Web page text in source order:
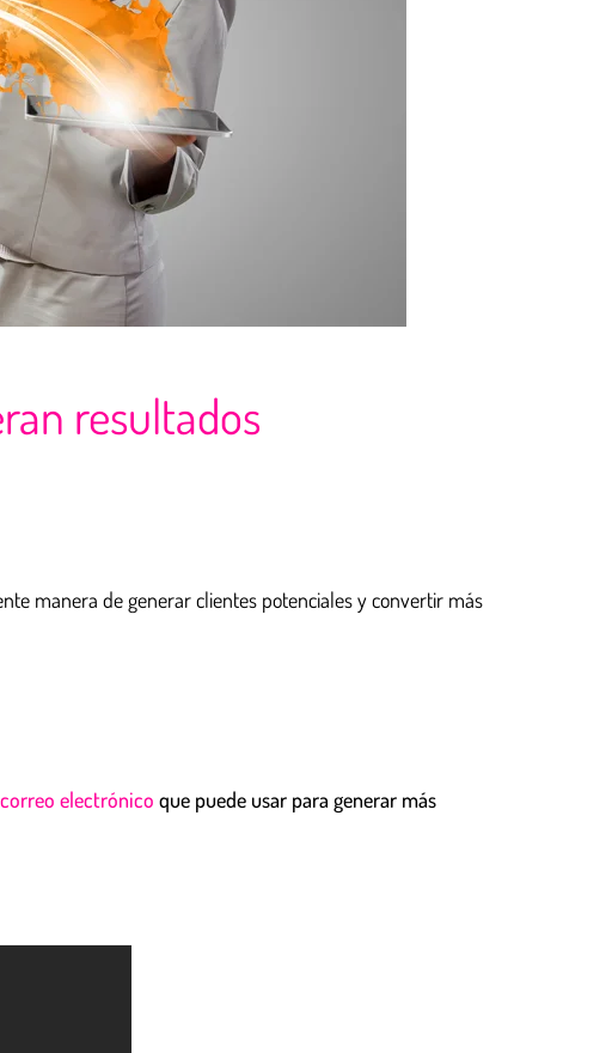
resultados
manera de generar clientes potenciales y convertir más
electrónico que puede usar para generar más